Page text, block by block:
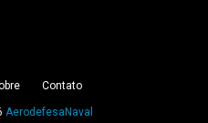
Contato
AerodefesaNaval